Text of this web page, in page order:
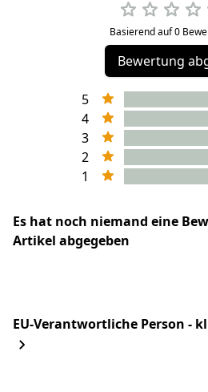
Basierend auf 0
Bewertung
5
4
3
2
1
Es hat noch niemand eine
Artikel abgegeben
EU-Verantwortliche Person -